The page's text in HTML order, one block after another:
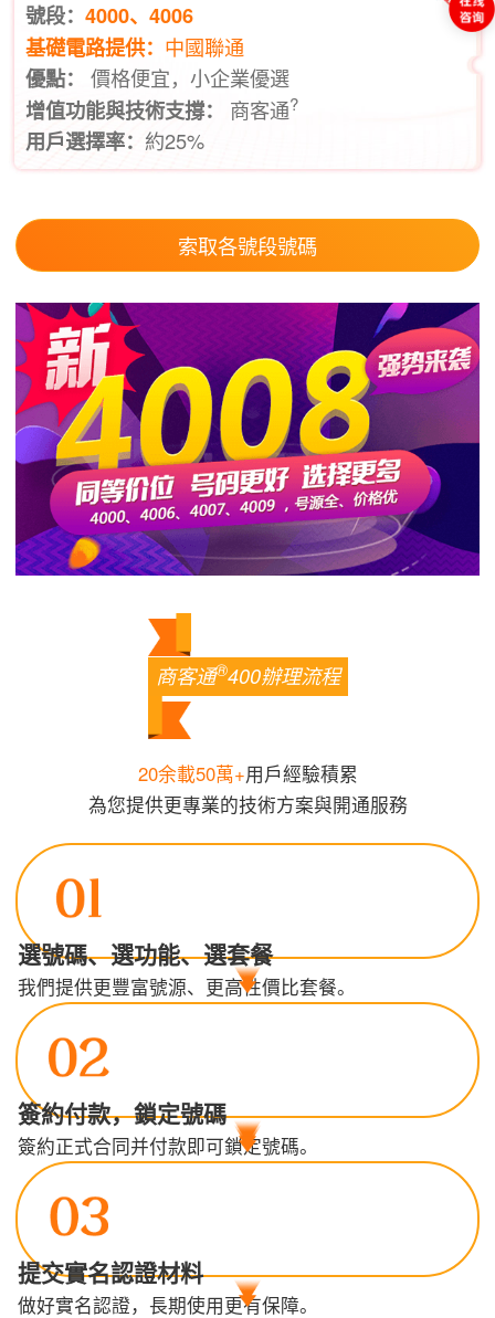
號段：4000、4006
基礎電路提供： 中國聯通
優點：
價格便宜，小企業優選
增值功能與技術支撐：
商客通?
用戶選擇率： 約25%
索取各號段號碼
商客通®400辦理流程
20余載50萬+用戶經驗積累
為您提供更專業的技術方案與開通服務
選號碼、選功能、選套餐
我們提供更豐富號源、更高性價比套餐。
簽約付款，鎖定號碼
簽約正式合同并付款即可鎖定號碼。
提交實名認證材料
做好實名認證，長期使用更有保障。